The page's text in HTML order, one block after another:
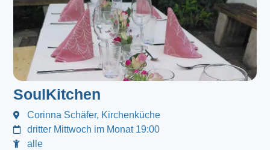
SoulKitchen
Corinna Schäfer, Kirchenküche
dritter Mittwoch im Monat 19:00
alle